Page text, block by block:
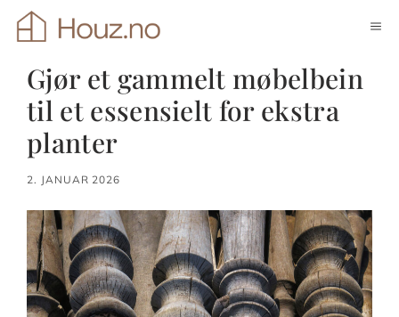
Hopp
Gjør et gammelt møbelbein
til et essensielt for ekstra
planter
2. JANUAR 2026